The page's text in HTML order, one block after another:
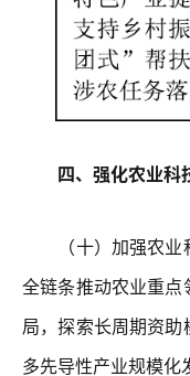
四、强化农业科
（十）加强农业科
全链条推动农业重
局，探索长周期资
多先导性产业规模化